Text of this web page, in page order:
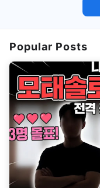
Popular Posts